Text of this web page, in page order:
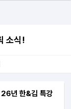
소식!
년 한&김 특강